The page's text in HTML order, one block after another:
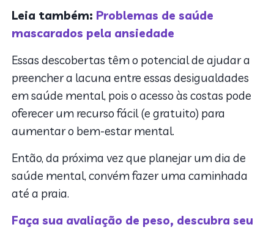
Leia também: Problemas de saúde
mascarados pela ansiedade
Essas descobertas têm o potencial de ajudar a
preencher a lacuna entre essas desigualdades
em saúde mental, pois o acesso às costas pode
oferecer um recurso fácil (e gratuito) para
aumentar o bem-estar mental.
Então, da próxima vez que planejar um dia de
saúde mental, convém fazer uma caminhada
até a praia.
Faça sua avaliação de peso, descubra seu